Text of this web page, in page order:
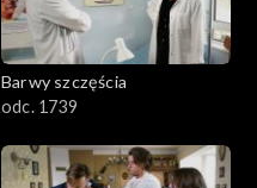
Barwy szczęścia
odc. 1739